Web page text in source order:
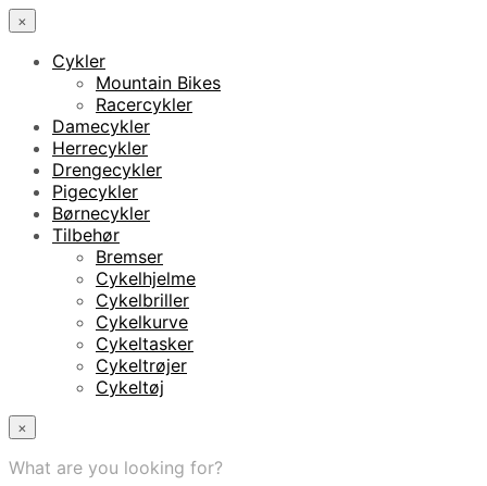
×
Cykler
Mountain Bikes
Racercykler
Damecykler
Herrecykler
Drengecykler
Pigecykler
Børnecykler
Tilbehør
Bremser
Cykelhjelme
Cykelbriller
Cykelkurve
Cykeltasker
Cykeltrøjer
Cykeltøj
×
What are you looking for?